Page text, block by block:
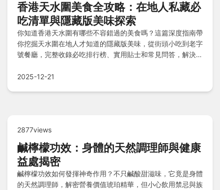
香港天水圍美食全攻略：在地人私藏必
吃清單與隱藏版美味探索
你知道香港天水圍有哪些不容錯過的美食嗎？這篇深度指南帶
你挖掘天水圍在地人才知道的隱藏版美味，從街頭小吃到老字
號餐廳，完整收錄必吃排行榜、實用貼士和常見問答，解決你
2025-12-21
2877views
鹹檸檬功效：身體的天然調理師與健康
益處揭密
鹹檸檬功效如何發揮神奇作用？不只鹹酸甜滋味，它竟是身體
的天然調理師，解密營養價值琥珀精華，但小心飲用禁忌與族